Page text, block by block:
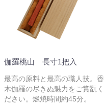
伽羅桃山 長寸1把入
最高の原料と最高の職人技。香
木伽羅の尽きぬ魅力をご賞翫く
ださい。燃焼時間約45分。